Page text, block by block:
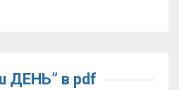
ДЕНЬ” в pdf